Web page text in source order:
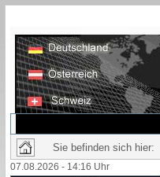
Sie befinden sich
07.08.2026 - 14:16 Uhr